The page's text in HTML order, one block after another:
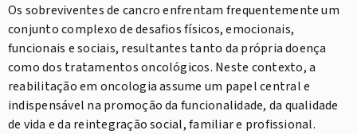
Os sobreviventes de cancro enfrentam frequentemente um
conjunto complexo de desafios físicos, emocionais,
funcionais e sociais, resultantes tanto da própria doença
como dos tratamentos oncológicos. Neste contexto, a
reabilitação em oncologia assume um papel central e
indispensável na promoção da funcionalidade, da qualidade
de vida e da reintegração social, familiar e profissional.